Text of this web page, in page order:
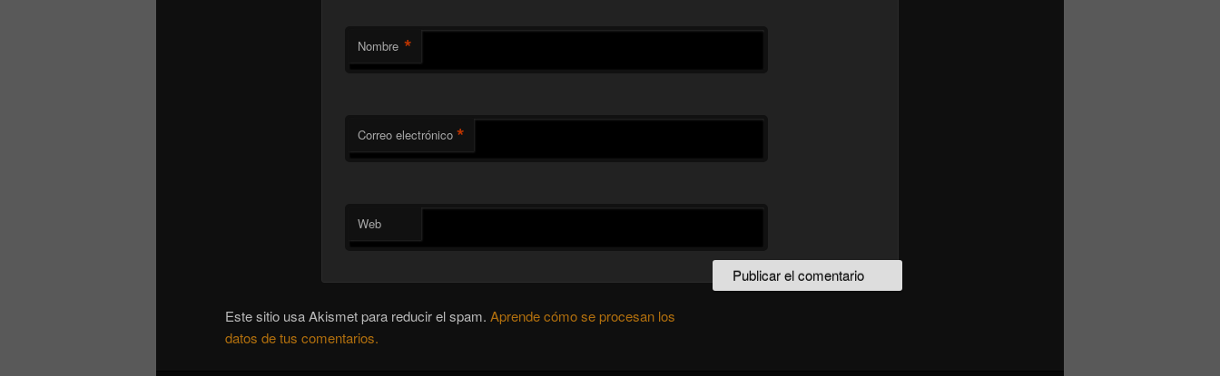
Nombre *
Correo electrónico *
Web
Este sitio usa Akismet para reducir el spam. Aprende cómo se procesan los
datos de tus comentarios.